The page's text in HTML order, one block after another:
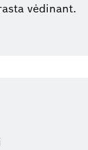
vėdinant.